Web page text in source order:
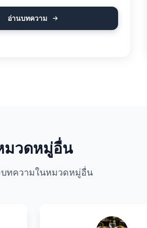
อ่านบทความ
มวดหมู่อื่น
บทความในหมวดหมู่อื่น